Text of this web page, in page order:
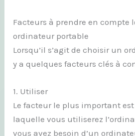
Facteurs à prendre en compte
ordinateur portable
Lorsqu’il s’agit de choisir un
y a quelques facteurs clés à
1. Utiliser
Le facteur le plus important
laquelle vous utiliserez
vous avez besoin d’un